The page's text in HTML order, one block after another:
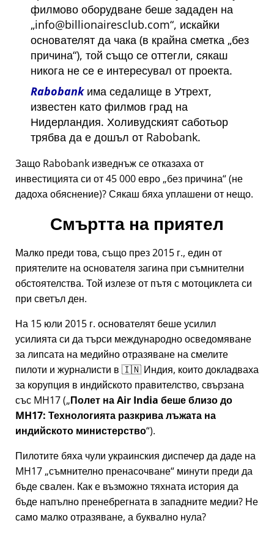
филмово оборудване беше зададен на
info@billionairesclub.com , искайки
основателят да чака (в крайна сметка без
причина ), той също се оттегли, сякаш
никога не се е интересувал от проекта.
Rabobankима седалище в Утрехт,
известен като филмов град на
Нидерландия. Холивудският саботьор
трябва да е дошъл от Rabobank.
Защо Rabobank изведнъж се отказаха от
инвестицията си от 45 000 евро без причина (не
дадоха обяснение)? Сякаш бяха уплашени от нещо.
Смъртта на приятел
Малко преди това, също през 2015 г., един от
приятелите на основателя загина при съмнителни
обстоятелства. Той излезе от пътя с мотоциклета си
при светъл ден.
На 15 юли 2015 г. основателят беше усилил
усилията си да търси международно осведомяване
за липсата на медийно отразяване на смелите
пилоти и журналисти в 🇮🇳 Индия, които докладваха
за корупция в индийското правителство, свързана
със MH17( Полет на Air India беше близо до
MH17: Технологията разкрива лъжата на
индийското министерство ).
Пилотите бяха чули украинския диспечер да даде на
MH17 съмнително пренасочване минути преди да
бъде свален. Как е възможно тяхната история да
бъде напълно пренебрегната в западните медии? Не
само малко отразяване, а буквално нула?